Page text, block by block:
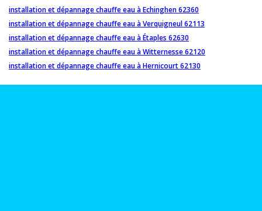
installation et dépannage chauffe eau à Echinghen 62360
installation et dépannage chauffe eau à Verquigneul 62113
installation et dépannage chauffe eau à Étaples 62630
installation et dépannage chauffe eau à Witternesse 62120
installation et dépannage chauffe eau à Hernicourt 62130